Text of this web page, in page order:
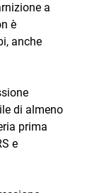
a
è
anche
di almeno
prima
e